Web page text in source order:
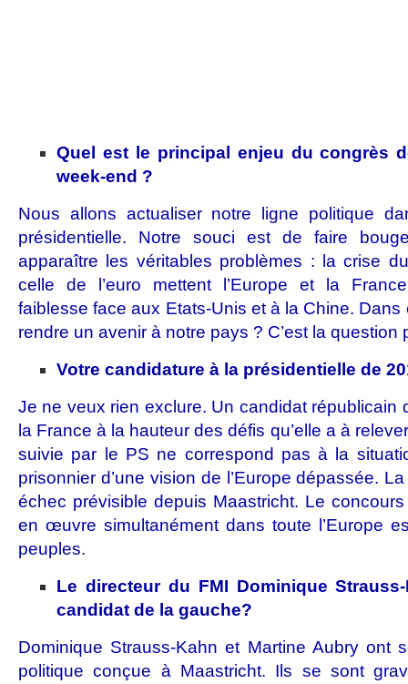
Quel est le principal enjeu du congrès
week-end ?
Nous allons actualiser notre ligne politique
présidentielle. Notre souci est de faire
apparaître les véritables problèmes : la crise
celle de l’euro mettent l’Europe et la
faiblesse face aux Etats-Unis et à la Chine.
rendre un avenir à notre pays ? C’est la question
Votre candidature à la présidentielle de
Je ne veux rien exclure. Un candidat républicain
la France à la hauteur des défis qu’elle a à
suivie par le PS ne correspond pas à la
prisonnier d’une vision de l’Europe dépassée.
échec prévisible depuis Maastricht. Le
en œuvre simultanément dans toute l’Europe
peuples.
Le directeur du FMI Dominique
candidat de la gauche?
Dominique Strauss-Kahn et Martine Aubry ont
politique conçue à Maastricht. Ils se sont